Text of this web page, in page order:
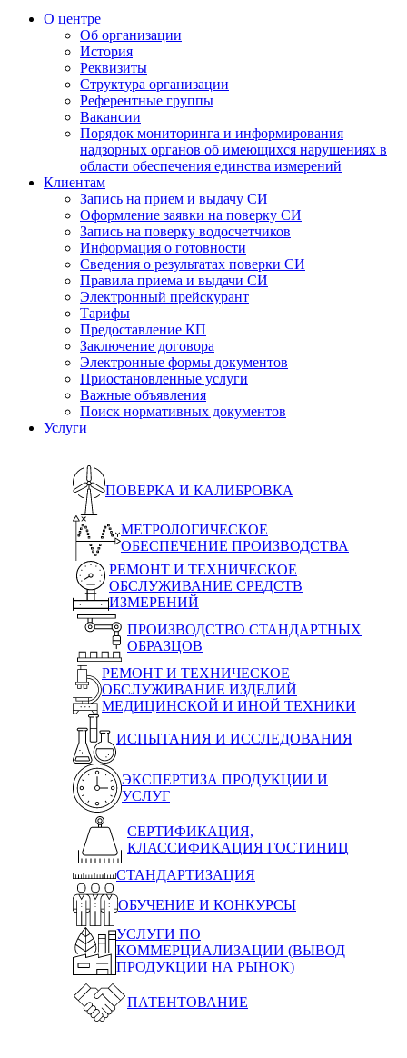
О центре
Об организации
История
Реквизиты
Структура организации
Референтные группы
Вакансии
Порядок мониторинга и информирования
надзорных органов об имеющихся нарушениях в
области обеспечения единства измерений
Клиентам
Запись на прием и выдачу СИ
Оформление заявки на поверку СИ
Запись на поверку водосчетчиков
Информация о готовности
Сведения о результатах поверки СИ
Правила приема и выдачи СИ
Электронный прейскурант
Тарифы
Предоставление КП
Заключение договора
Электронные формы документов
Приостановленные услуги
Важные объявления
Поиск нормативных документов
Услуги
ПОВЕРКА И КАЛИБРОВКА
МЕТРОЛОГИЧЕСКОЕ
ОБЕСПЕЧЕНИЕ ПРОИЗВОДСТВА
РЕМОНТ И ТЕХНИЧЕСКОЕ
ОБСЛУЖИВАНИЕ СРЕДСТВ
ИЗМЕРЕНИЙ
ПРОИЗВОДСТВО СТАНДАРТНЫХ
ОБРАЗЦОВ
РЕМОНТ И ТЕХНИЧЕСКОЕ
ОБСЛУЖИВАНИЕ ИЗДЕЛИЙ
МЕДИЦИНСКОЙ И ИНОЙ ТЕХНИКИ
ИСПЫТАНИЯ И ИССЛЕДОВАНИЯ
ЭКСПЕРТИЗА ПРОДУКЦИИ И
УСЛУГ
СЕРТИФИКАЦИЯ,
КЛАССИФИКАЦИЯ ГОСТИНИЦ
СТАНДАРТИЗАЦИЯ
ОБУЧЕНИЕ И КОНКУРСЫ
УСЛУГИ ПО
КОММЕРЦИАЛИЗАЦИИ (ВЫВОД
ПРОДУКЦИИ НА РЫНОК)
ПАТЕНТОВАНИЕ